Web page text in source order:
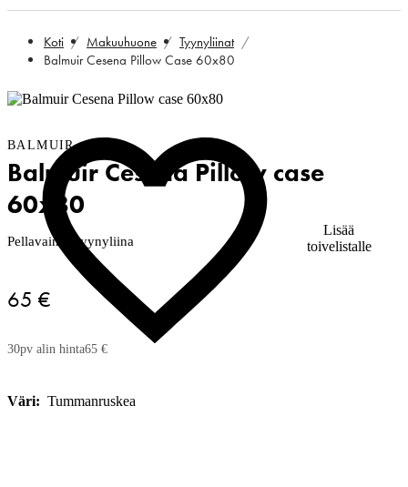
Koti Makuuhuone
Tyynyliinat
Balmuir Cesena Pillow Case 60x80
Lisää
toivelistalle
BALMUIR
Balmuir Cesena Pillow case
60x80
Pellavainen tyynyliina
65 €
30pv alin hinta65 €
Väri: Tummanruskea